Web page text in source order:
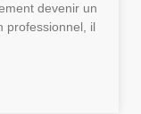
devenir un
professionnel, il